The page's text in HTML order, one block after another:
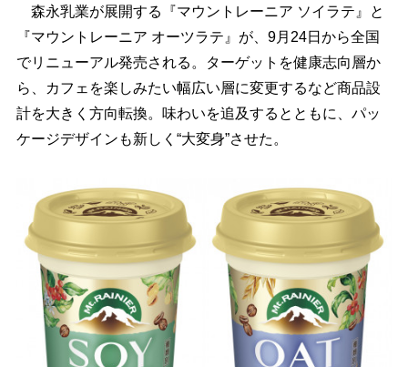
森永乳業が展開する『マウントレーニア ソイラテ』と
『マウントレーニア オーツラテ』が、9月24日から全国
でリニューアル発売される。ターゲットを健康志向層か
ら、カフェを楽しみたい幅広い層に変更するなど商品設
計を大きく方向転換。味わいを追及するとともに、パッ
ケージデザインも新しく“大変身”させた。